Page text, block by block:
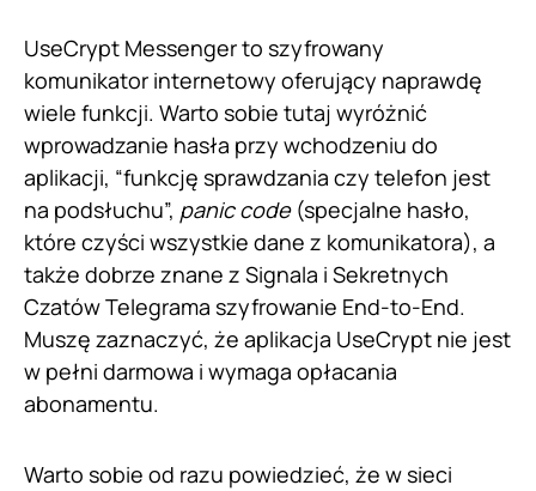
UseCrypt Messenger to szyfrowany
komunikator internetowy oferujący naprawdę
wiele funkcji. Warto sobie tutaj wyróżnić
wprowadzanie hasła przy wchodzeniu do
aplikacji, “funkcję sprawdzania czy telefon jest
na podsłuchu”, panic code(specjalne hasło,
które czyści wszystkie dane z komunikatora), a
także dobrze znane z Signala i Sekretnych
Czatów Telegrama szyfrowanie End-to-End.
Muszę zaznaczyć, że aplikacja UseCrypt nie jest
w pełni darmowa i wymaga opłacania
abonamentu.
Warto sobie od razu powiedzieć, że w sieci